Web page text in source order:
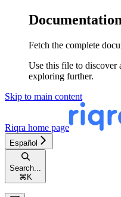
Fetch the complete
Use this file to discover
exploring further.
Skip to main content
Riqra home page
Español
Search...
⌘ K